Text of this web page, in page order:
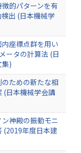
的パターンを有
出 (日本機械学
座標点群を用い
ータの計算法 (日
)
ための新たな相
(日本機械学会講
神殿の振動モニ
(2019年度日本建